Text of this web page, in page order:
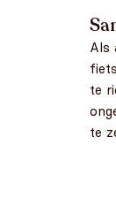
Als
te
te